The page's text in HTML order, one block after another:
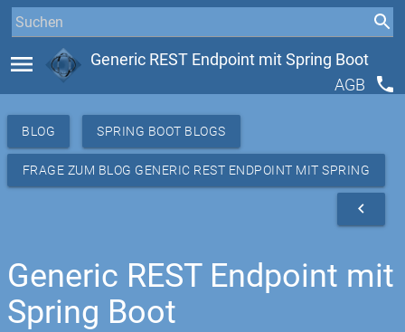
menu
Generic REST Endpoint mit Spring Boot
AGB
phone
BLOG SPRING BOOT BLOGS
FRAGE ZUM BLOG GENERIC REST ENDPOINT MIT SPRING
navigate_before
Generic REST Endpoint mit
Spring Boot